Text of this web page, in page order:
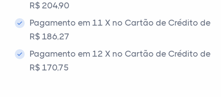
R$ 204,90
Pagamento em 11 X no Cartão de Crédito de
R$ 186,27
Pagamento em 12 X no Cartão de Crédito de
R$ 170,75